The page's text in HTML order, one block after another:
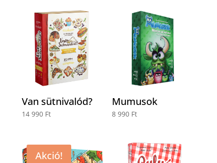
Van sütnivalód?
14 990 Ft
Mumusok
8 990 Ft
Akció!